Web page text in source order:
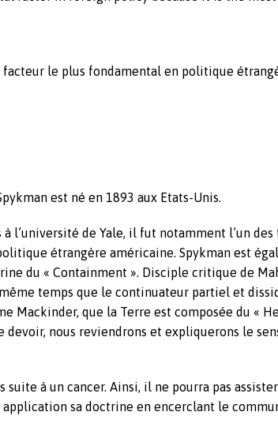
facteur le plus fondamental en politique
est né en 1893 aux Etats-Unis.
l’université de Yale, il fut notamment l’un des
étrangère américaine. Spykman est
du « Containment ». Disciple critique de
temps que le continuateur partiel et
Mackinder, que la Terre est composée du «
devoir, nous reviendrons et expliquerons le
suite à un cancer. Ainsi, il ne pourra pas
sa doctrine en encerclant le